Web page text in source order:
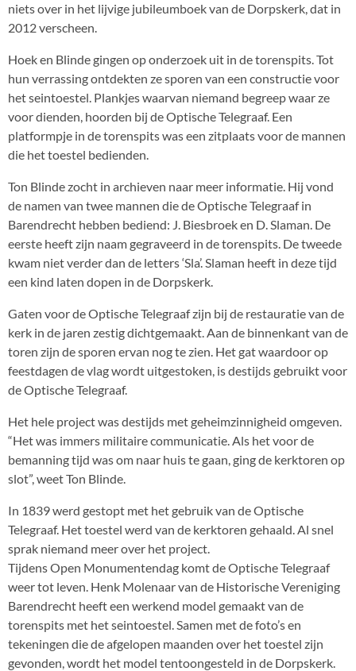
niets over in het lijvige jubileumboek van de Dorpskerk, dat in
2012 verscheen.
Hoek en Blinde gingen op onderzoek uit in de torenspits. Tot
hun verrassing ontdekten ze sporen van een constructie voor
het seintoestel. Plankjes waarvan niemand begreep waar ze
voor dienden, hoorden bij de Optische Telegraaf. Een
platformpje in de torenspits was een zitplaats voor de mannen
die het toestel bedienden.
Ton Blinde zocht in archieven naar meer informatie. Hij vond
de namen van twee mannen die de Optische Telegraaf in
Barendrecht hebben bediend: J. Biesbroek en D. Slaman. De
eerste heeft zijn naam gegraveerd in de torenspits. De tweede
kwam niet verder dan de letters ‘Sla’. Slaman heeft in deze tijd
een kind laten dopen in de Dorpskerk.
Gaten voor de Optische Telegraaf zijn bij de restauratie van de
kerk in de jaren zestig dichtgemaakt. Aan de binnenkant van de
toren zijn de sporen ervan nog te zien. Het gat waardoor op
feestdagen de vlag wordt uitgestoken, is destijds gebruikt voor
de Optische Telegraaf.
Het hele project was destijds met geheimzinnigheid omgeven.
“Het was immers militaire communicatie. Als het voor de
bemanning tijd was om naar huis te gaan, ging de kerktoren op
slot”, weet Ton Blinde.
In 1839 werd gestopt met het gebruik van de Optische
Telegraaf. Het toestel werd van de kerktoren gehaald. Al snel
sprak niemand meer over het project.
Tijdens Open Monumentendag komt de Optische Telegraaf
weer tot leven. Henk Molenaar van de Historische Vereniging
Barendrecht heeft een werkend model gemaakt van de
torenspits met het seintoestel. Samen met de foto’s en
tekeningen die de afgelopen maanden over het toestel zijn
gevonden, wordt het model tentoongesteld in de Dorpskerk.